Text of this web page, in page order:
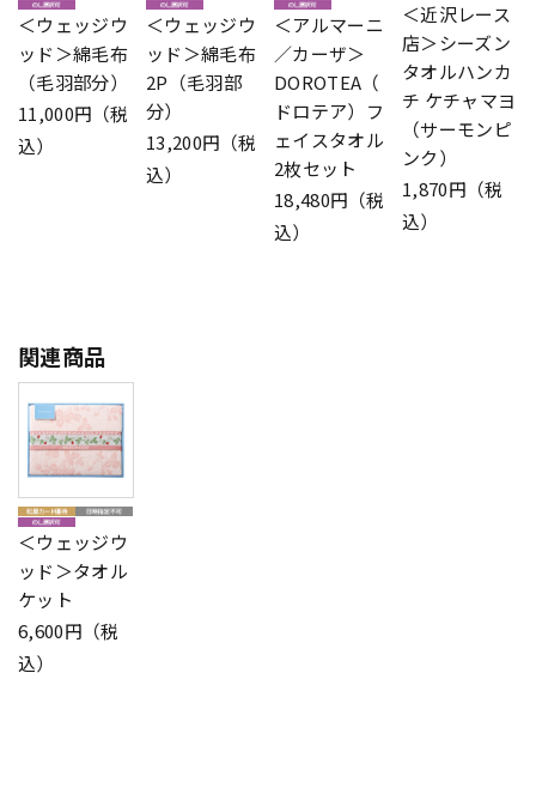
＜ウェッジウ
ッド＞綿毛布
（毛羽部分）
11,000円（税
込）
＜ウェッジウ
ッド＞綿毛布
2P（毛羽部
分）
13,200円（税
込）
＜アルマーニ
／カーザ＞
DOROTEA（
ドロテア）フ
ェイスタオル
2枚セット
18,480円（税
込）
＜近沢レース
店＞シーズン
タオルハンカ
チ ケチャマヨ
（サーモンピ
ンク）
1,870円（税
込）
関連商品
＜ウェッジウ
ッド＞タオル
ケット
6,600円（税
込）